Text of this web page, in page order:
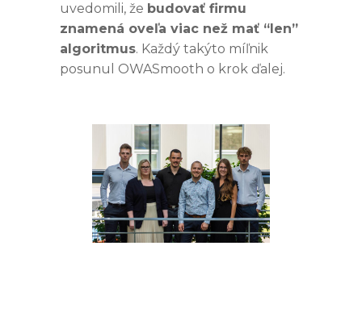
uvedomili, že budovať firmu
znamená oveľa viac než mať “len”
algoritmus. Každý takýto míľnik
posunul OWASmooth o krok ďalej.